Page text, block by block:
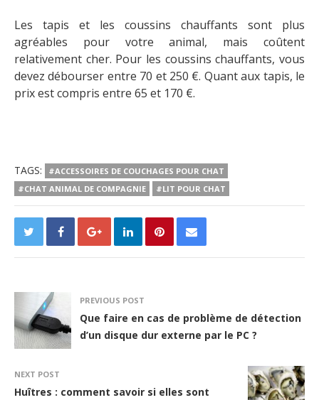
Les tapis et les coussins chauffants sont plus
agréables pour votre animal, mais coûtent
relativement cher. Pour les coussins chauffants, vous
devez débourser entre 70 et 250 €. Quant aux tapis, le
prix est compris entre 65 et 170 €.
TAGS:
#ACCESSOIRES DE COUCHAGES POUR CHAT
#CHAT ANIMAL DE COMPAGNIE
#LIT POUR CHAT
PREVIOUS POST
Que faire en cas de problème de détection
d’un disque dur externe par le PC ?
NEXT POST
Huîtres : comment savoir si elles sont